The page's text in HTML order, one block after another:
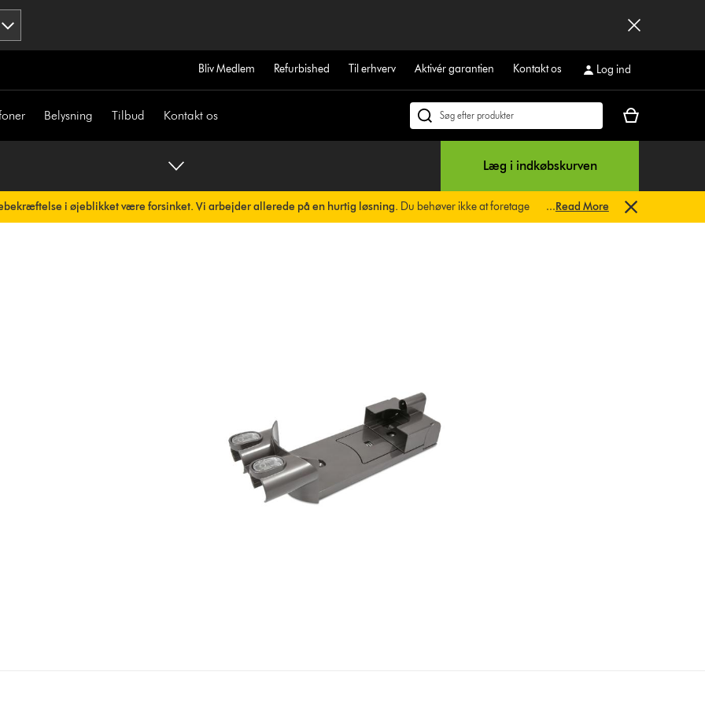
Bliv Medlem Refurbished Til erhverv Aktivér garantien Kontakt os Log ind
Belysning Tilbud Kontakt os
Søg
Indkøbskurven
Læg i indkøbskurven
i øjeblikket være forsinket. Vi arbejder allerede på en hurtig løsning. Du behøver ikke at foretage
...Read More